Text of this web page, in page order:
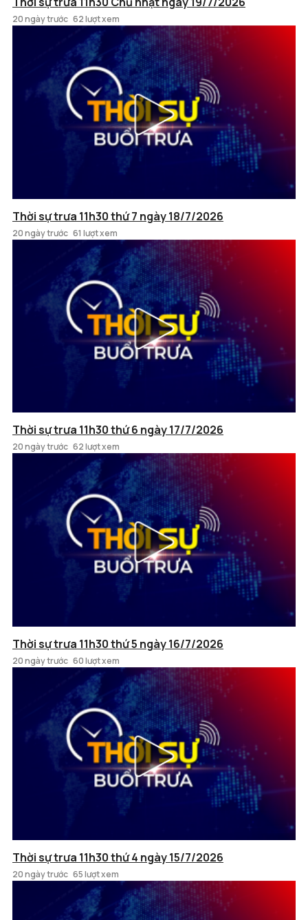
20 ngày trước 62 lượt xem
Thời sự trưa 11h30 thứ 7 ngày 18/7/2026
20 ngày trước 61 lượt xem
Thời sự trưa 11h30 thứ 6 ngày 17/7/2026
20 ngày trước 62 lượt xem
Thời sự trưa 11h30 thứ 5 ngày 16/7/2026
20 ngày trước 60 lượt xem
Thời sự trưa 11h30 thứ 4 ngày 15/7/2026
20 ngày trước 65 lượt xem